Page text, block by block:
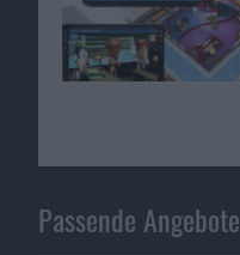
Passende Angebote